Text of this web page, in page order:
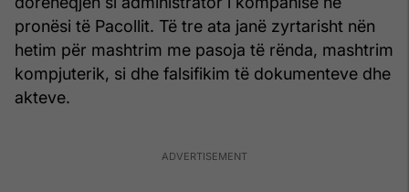
pronësi të Pacollit. Të tre ata janë zyrtarisht nën
hetim për mashtrim me pasoja të rënda, mashtrim
kompjuterik, si dhe falsifikim të dokumenteve dhe
akteve.